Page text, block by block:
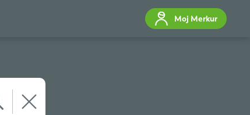
Moj Merkur